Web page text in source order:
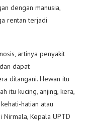
dengan manusia,
rentan terjadi
artinya penyakit
dapat
ditangani. Hewan itu
itu kucing, anjing, kera,
hatian atau
Nirmala, Kepala UPTD